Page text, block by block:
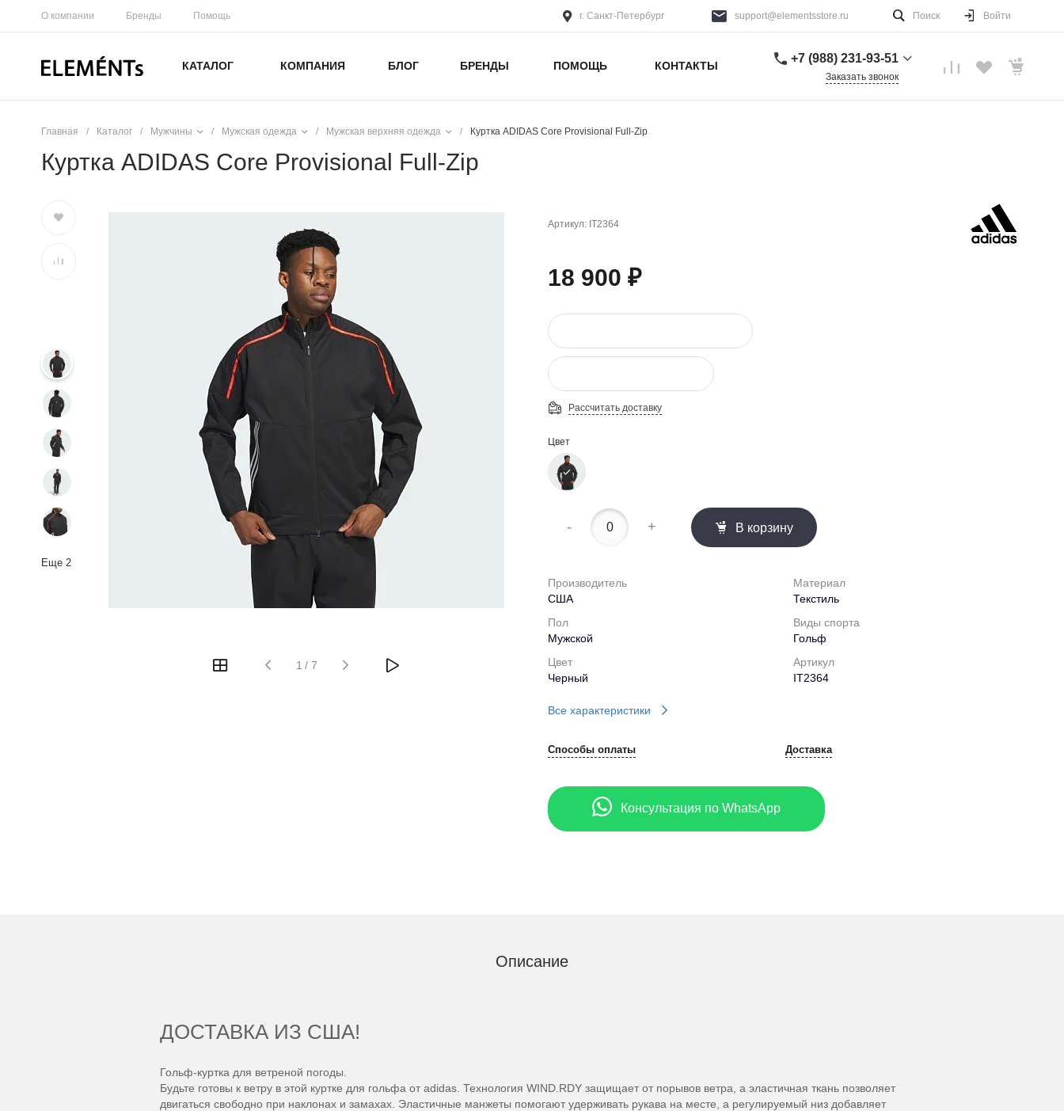
О компании Бренды Помощь г. Санкт-Петербург support@elementsstore.ru Поиск Войти
КАТАЛОГ КОМПАНИЯ БЛОГ БРЕНДЫ ПОМОЩЬ КОНТАКТЫ
+7 (988) 231-93-51
Заказать звонок
Главная / Каталог / Мужчины / Мужская одежда / Мужская верхняя одежда / Куртка ADIDAS Core Provisional Full-Zip
Куртка ADIDAS Core Provisional Full-Zip
Еще 2
1 / 7
Артикул: IT2364
18 900 ₽
Рассчитать доставку
Цвет
- + В корзину
Производитель
США
Материал
Текстиль
Пол
Мужской
Виды спорта
Гольф
Цвет
Черный
Артикул
IT2364
Все характеристики
Способы оплаты Доставка
Консультация по WhatsApp
Описание
ДОСТАВКА ИЗ США!
Гольф-куртка для ветреной погоды.
Будьте готовы к ветру в этой куртке для гольфа от adidas. Технология WIND.RDY защищает от порывов ветра, а эластичная ткань позволяет
двигаться свободно при наклонах и замахах. Эластичные манжеты помогают удерживать рукава на месте, а регулируемый низ добавляет